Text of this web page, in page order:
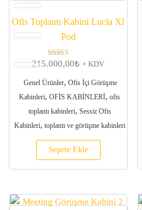
Ofis Toplantı Kabini Lucia Xl
Pod
5 üzerinden
oy aldı
215.000,00₺ + KDV
Genel Ürünler, Ofis İçi Görüşme
Kabinleri, OFİS KABİNLERİ, ofis
toplantı kabinleri, Sessiz Ofis
Kabinleri, toplantı ve görüşme kabinleri
Sepete Ekle